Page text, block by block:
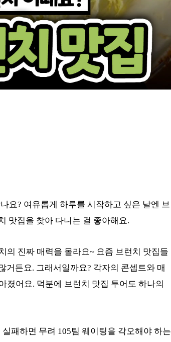
요? 여유롭게 하루를 시작하고 싶은 날엔 브
맛집을 찾아 다니는 걸 좋아해요.
의 진짜 매력을 몰라요~ 요즘 브런치 맛집들
거든요. 그래서일까요? 각자의 콘셉트와 매
졌어요. 덕분에 브런치 맛집 투어도 하나의
패하면 무려 105팀 웨이팅을 각오해야 하는